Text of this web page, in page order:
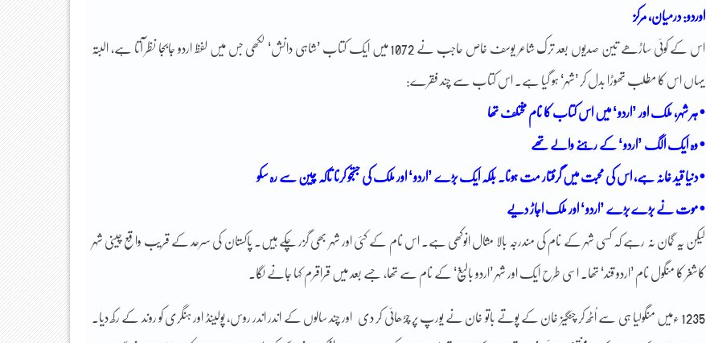
اوردو: درمیان، مرکز
اس کے کوئی ساڑھے تین صدیوں بعد ترک شاعر یوسف خاص حاجب نے 1072 میں ایک کتاب ’شاہی دانش‘ لکھی جس میں لفظ اردو جابجا نظر آتا ہے، البتہ
یہاں اس کا مطلب تھوڑا بدل کر ’شہر‘ ہو گیا ہے۔ اس کتاب سے چند فقرے:
• ہر شہر، ملک اور ’اردو‘ میں اس کتاب کا نام مختلف تھا
• وہ ایک الگ ’اردو‘ کے رہنے والے تھے
• دنیا قید خانہ ہے، اس کی محبت میں گرفتار مت ہونا۔ بلکہ ایک بڑے ’اردو‘ اور ملک کی جستجو کرنا تاکہ چین سے رہ سکو
• موت نے بڑے بڑے ’اردو‘ اور ملک اجاڑ دیے
لیکن یہ گمان نہ رہے کہ کسی شہر کے نام کی مندرجہ بالا مثال انوکھی ہے۔ اس نام کے کئی اور شہر بھی گزر چکے ہیں۔ پاکستان کی سرحد کے قریب واقع چینی شہر
کاشغر کا منگول نام ’اردو قند‘ تھا۔ اسی طرح ایک اور شہر ’اردو بالیغ‘ کے نام سے تھا، جسے بعد میں قراقرم کہا جانے لگا۔
1235 ءمیں منگولیا ہی سے اُٹھ کر چنگیز خان کے پوتے باتو خان نے یورپ پر چڑھائی کر دی اور چند سالوں کے اندر اندر روس، پولینڈ اور ہنگری کو روند کے رکھ دیا۔